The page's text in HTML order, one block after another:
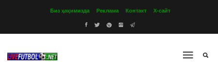
Биз ҳақимизда Реклама Контакт Х-сайт